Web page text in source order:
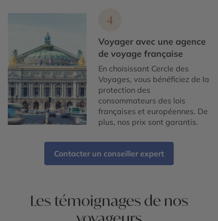
4
Voyager avec une agence
de voyage française
En choisissant Cercle des
Voyages, vous bénéficiez de la
protection des
consommateurs des lois
françaises et européennes. De
plus, nos prix sont garantis.
Contacter un conseiller expert
Les témoignages de nos